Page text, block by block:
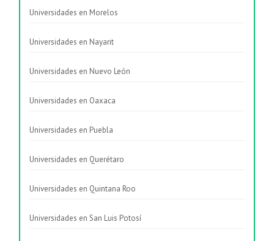
Universidades en Morelos
Universidades en Nayarit
Universidades en Nuevo León
Universidades en Oaxaca
Universidades en Puebla
Universidades en Querétaro
Universidades en Quintana Roo
Universidades en San Luis Potosí